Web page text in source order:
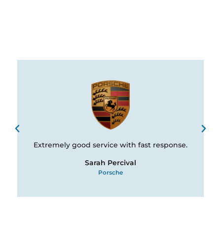
Extremely good service with fast response.
Sarah Percival
Porsche